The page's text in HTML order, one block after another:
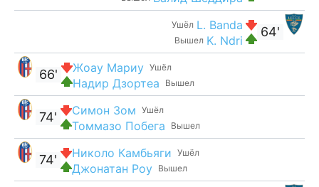
64'
Ушёл L. Banda
Вышел K. Ndri
Ушёл
Жоау Мариу
Вышел
Надир Дзортеа
66'
Ушёл
Симон Зом
Вышел
Томмазо Побега
74'
Ушёл
Николо Камбьяги
Вышел
Джонатан Роу
74'